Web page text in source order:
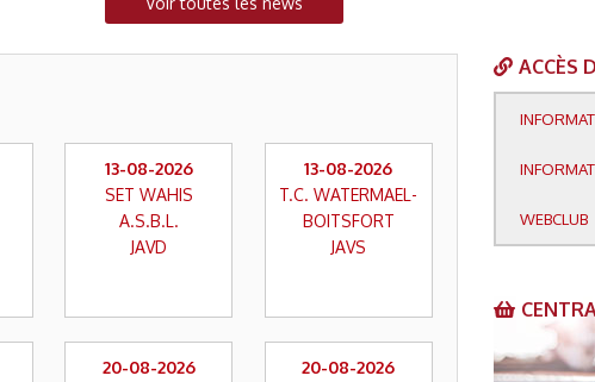
13-08-2026
SET WAHIS
A.S.B.L.
JAVD
13-08-2026
T.C. WATERMAEL-
BOITSFORT
JAVS
20-08-2026
20-08-2026
ACCÈS
WEBCLUB